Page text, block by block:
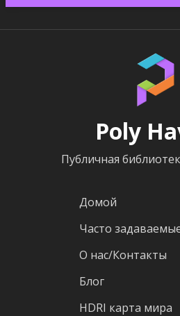
Poly
Публичная
Домой
Часто
О нас/Контакты
Блог
HDRI карта мира